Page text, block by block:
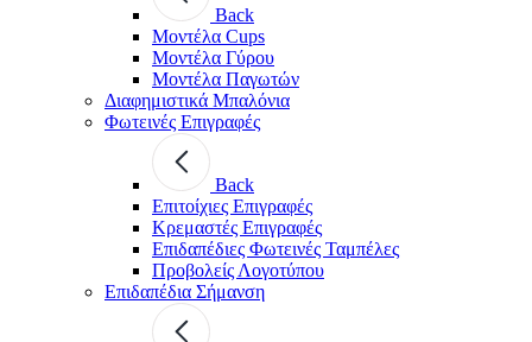
Back
Μοντέλα Cups
Μοντέλα Γύρου
Μοντέλα Παγωτών
Διαφημιστικά Μπαλόνια
Φωτεινές Επιγραφές
Back
Επιτοίχιες Επιγραφές
Κρεμαστές Επιγραφές
Επιδαπέδιες Φωτεινές Ταμπέλες
Προβολείς Λογοτύπου
Επιδαπέδια Σήμανση